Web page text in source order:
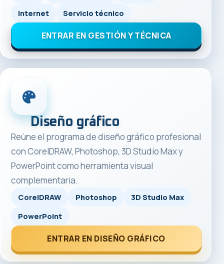
Internet
Servicio técnico
ENTRAR EN GESTIÓN Y TÉCNICA
Diseño gráfico
Reúne el programa de diseño gráfico profesional
con CorelDRAW, Photoshop, 3D Studio Max y
PowerPoint como herramienta visual
complementaria.
CorelDRAW Photoshop
3D Studio Max
PowerPoint
ENTRAR EN DISEÑO GRÁFICO